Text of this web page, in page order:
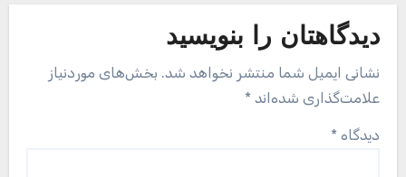
دیدگاهتان را بنویسید
نشانی ایمیل شما منتشر نخواهد شد. بخش‌های موردنیاز
علامت‌گذاری شده‌اند *
دیدگاه *